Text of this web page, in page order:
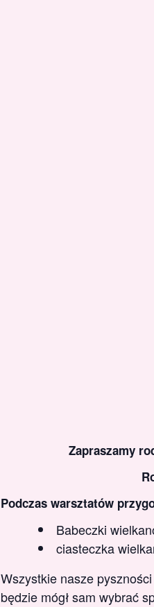
Zapraszamy
Podczas warsztatów
Babeczki
ciasteczka
Wszystkie nasze
będzie mógł sam wybrać